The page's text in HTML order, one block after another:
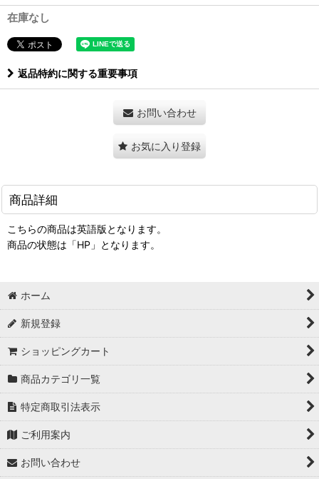
在庫なし
返品特約に関する重要事項
お問い合わせ
お気に入り登録
商品詳細
こちらの商品は英語版となります。
商品の状態は「HP」となります。
ホーム
新規登録
ショッピングカート
商品カテゴリ一覧
特定商取引法表示
ご利用案内
お問い合わせ